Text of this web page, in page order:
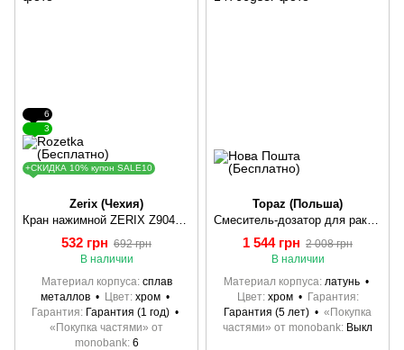
6
3
+СКИДКА 10% купон SALE10
Zerix (Чехия)
532 грн 692 грн
В наличии
Материал корпуса сплав
металлов
Цвет хром
Гарантия Гарантия (1 год)
«Покупка частями» от
monobank 6
Topaz (Польша)
1 544 грн 2 008 грн
В наличии
Материал корпуса латунь
Цвет хром
Гарантия
Гарантия (5 лет)
«Покупка
частями» от monobank Выкл